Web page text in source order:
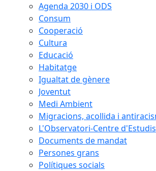
Agenda 2030 i ODS
Consum
Cooperació
Cultura
Educació
Habitatge
Igualtat de gènere
Joventut
Medi Ambient
Migracions, acollida i
L'Observatori-Centre d'Estudis
Documents de mandat
Persones grans
Polítiques socials